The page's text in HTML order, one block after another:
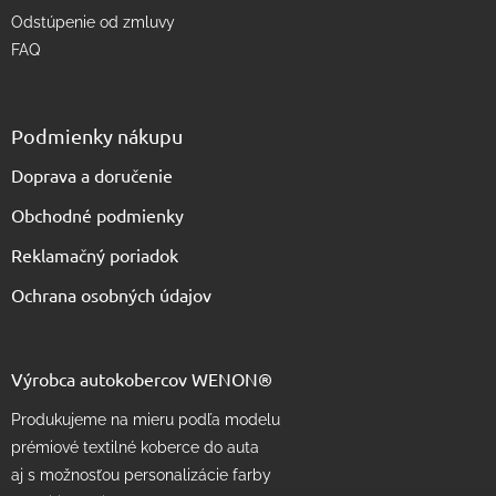
Odstúpenie od zmluvy
FAQ
Podmienky nákupu
Doprava a doručenie
Obchodné podmienky
Reklamačný poriadok
Ochrana osobných údajov
Výrobca autokobercov WENON®
Produkujeme na mieru podľa modelu
prémiové textilné koberce do auta
aj s možnosťou personalizácie farby